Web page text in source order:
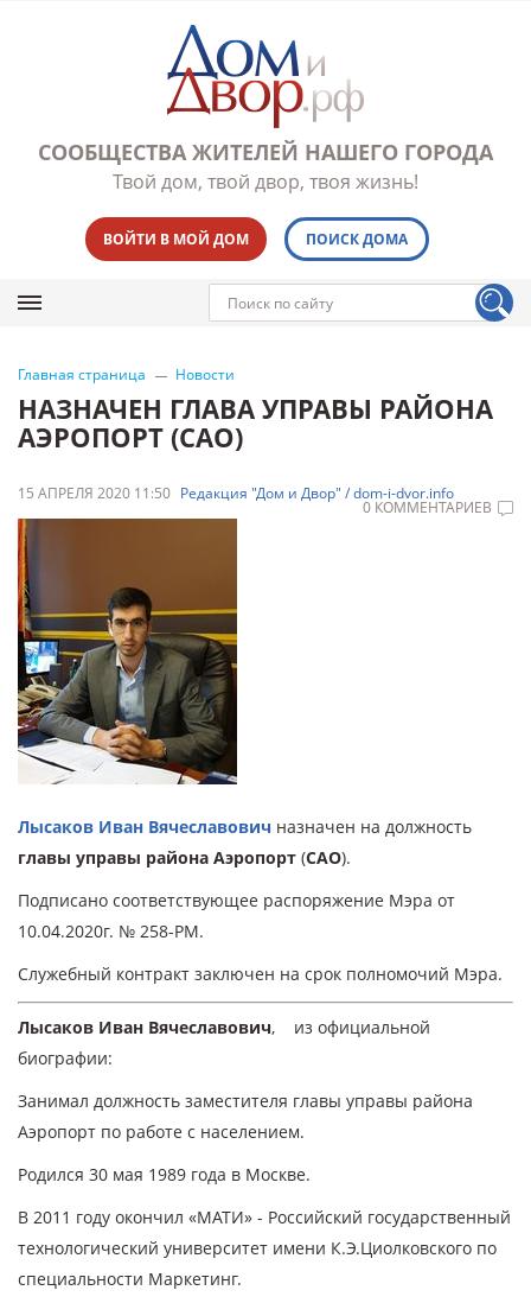
СООБЩЕСТВА ЖИТЕЛЕЙ НАШЕГО ГОРОДА
Твой дом, твой двор, твоя жизнь!
ВОЙТИ В МОЙ ДОМ ПОИСК ДОМА
Главная страница Новости
НАЗНАЧЕН ГЛАВА УПРАВЫ РАЙОНА
АЭРОПОРТ (САО)
15 АПРЕЛЯ 2020 11:50 Редакция "Дом и Двор" / dom-i-dvor.info
0 КОММЕНТАРИЕВ
Лысаков Иван Вячеславович назначен на должность
главы управы района Аэропорт (САО).
Подписано соответствующее распоряжение Мэра от
10.04.2020г. № 258-РМ.
Служебный контракт заключен на срок полномочий Мэра.
Лысаков Иван Вячеславович,
из официальной
биографии:
Занимал должность заместителя главы управы района
Аэропорт по работе с населением.
Родился 30 мая 1989 года в Москве.
В 2011 году окончил «МАТИ» - Российский государственный
технологический университет имени К.Э.Циолковского по
специальности Маркетинг.